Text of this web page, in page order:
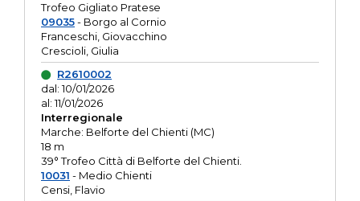
Trofeo Gigliato Pratese
09035- Borgo al Cornio
Franceschi, Giovacchino
Crescioli, Giulia
R2610002
dal: 10/01/2026
al: 11/01/2026
Interregionale
Marche: Belforte del Chienti (MC)
18 m
39° Trofeo Città di Belforte del Chienti.
10031 - Medio Chienti
Censi, Flavio